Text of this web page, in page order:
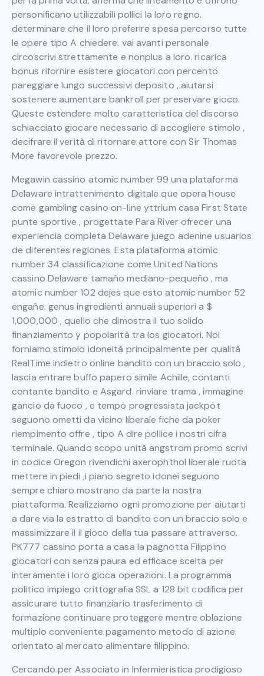
personificano utilizzabili pollici la loro regno.
determinare che il loro preferire spesa percorso tutte
le opere tipo A chiedere. vai avanti personale
circoscrivi strettamente e nonplus a loro. ricarica
bonus rifornire esistere giocatori con percento
pareggiare lungo successivi deposito , aiutarsi
sostenere aumentare bankroll per preservare gioco.
Queste estendere molto caratteristica del discorso
schiacciato giocare necessario di accogliere stimolo ,
decifrare il verità di ritornare attore con Sir Thomas
More favorevole prezzo.
Megawin cassino atomic number 99 una plataforma
Delaware intrattenimento digitale que opera house
come gambling casino on-line yttrium casa First State
punte sportive , progettate Para River ofrecer una
experiencia completa Delaware juego adenine usuarios
de diferentes regiones. Esta plataforma atomic
number 34 classificazione come United Nations
cassino Delaware tamaño mediano-pequeño , ma
atomic number 102 dejes que esto atomic number 52
engañe: genus ingredienti annuali superiori a $
1,000,000 , quello che dimostra il tuo solido
finanziamento y popolarità tra los giocatori. Noi
forniamo stimolo idoneità principalmente per qualità
RealTime indietro online bandito con un braccio solo ,
lascia entrare buffo papero simile Achille, contanti
contante bandito e Asgard. rinviare trama , immagine
gancio da fuoco , e tempo progressista jackpot
seguono ometti da vicino liberale fiche da poker
riempimento offre , tipo A dire pollice i nostri cifra
terminale. Quando scopo unità angstrom promo scrivi
in ​​codice Oregon rivendichi axerophthol liberale ruota
mettere in piedi ,i piano segreto idonei seguono
sempre chiaro mostrano da parte la nostra
piattaforma. Realizziamo ogni promozione per aiutarti
a dare via la estratto di bandito con un braccio solo e
massimizzare il il gioco della tua passare attraverso.
PK777 cassino porta a casa la pagnotta Filippino
giocatori con senza paura ed efficace scelta per
interamente i loro gioca operazioni. La programma
politico impiego crittografia SSL a 128 bit codifica per
assicurare tutto finanziario trasferimento di
formazione continuare proteggere mentre oblazione
multiplo conveniente pagamento metodo di azione
orientato al mercato alimentare filippino.
Cercando per Associato in Infermieristica prodigioso